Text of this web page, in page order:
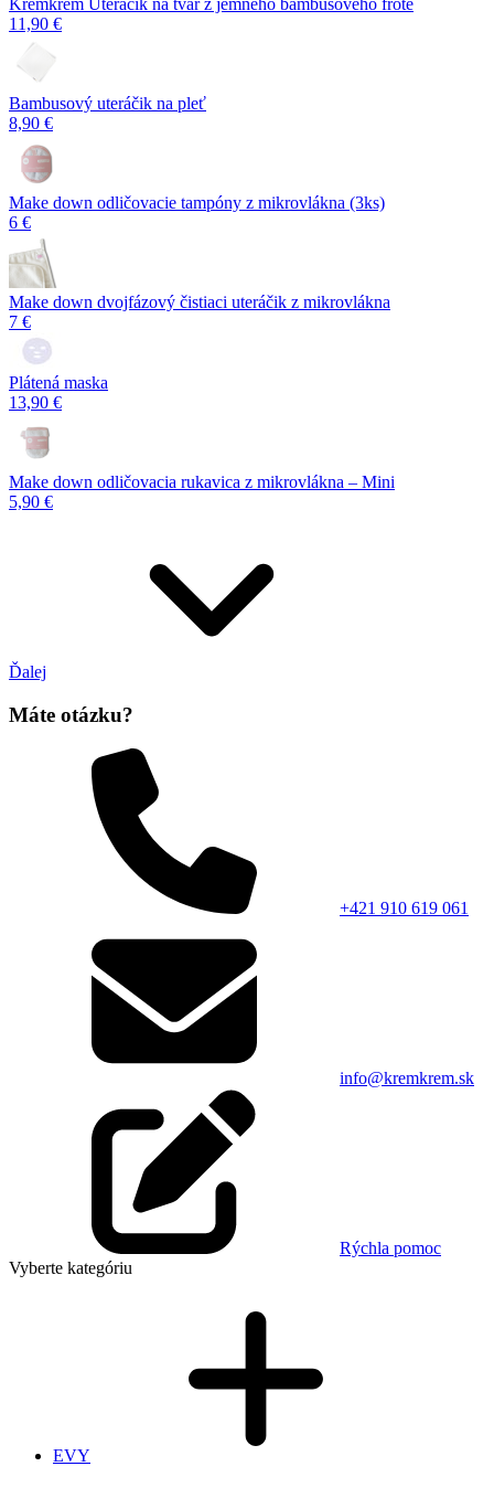
Kremkrem Uteráčik na tvár z jemného bambusového froté
11,90 €
Bambusový uteráčik na pleť
8,90 €
Make down odličovacie tampóny z mikrovlákna (3ks)
6 €
Make down dvojfázový čistiaci uteráčik z mikrovlákna
7 €
Plátená maska
13,90 €
Make down odličovacia rukavica z mikrovlákna – Mini
5,90 €
Ďalej
Máte otázku?
+421 910 619 061
info@kremkrem.sk
Rýchla pomoc
Vyberte kategóriu
EVY